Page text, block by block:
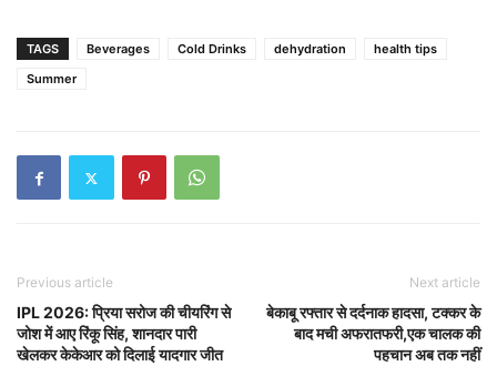
TAGS Beverages Cold Drinks dehydration
health tips
Summer
Previous article
IPL 2026: प्रिया सरोज की चीयरिंग से
जोश में आए रिंकू सिंह, शानदार पारी
खेलकर केकेआर को दिलाई यादगार जीत
Next article
बेकाबू रफ्तार से दर्दनाक हादसा, टक्कर के
बाद मची अफरातफरी,एक चालक की
पहचान अब तक नहीं